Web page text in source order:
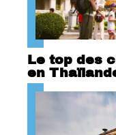
Le top des
en